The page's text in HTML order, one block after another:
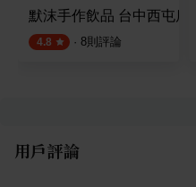
默沫手作飲品 台中西屯店
4.8 · 8則評論
用戶評論